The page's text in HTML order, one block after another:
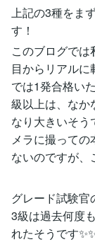
上記の3種をま
す！
このブログで
目からリアルに
では1発合格い
級以上は、なか
なり大きいそう
メラに撮って
ないのですが、
グレード試験官
3級は過去何度
れたそうです